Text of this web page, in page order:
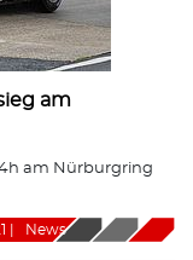
am
am Nürburgring
News